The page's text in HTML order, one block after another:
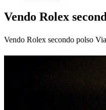
Vendo Rolex
Vendo Rolex secondo polso